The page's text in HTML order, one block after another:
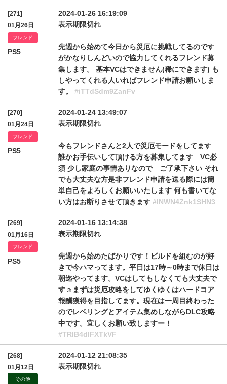
[271]
01月26日
フレンド
PS5
2024-01-26 16:19:09
表示期限切れ
先週から始めて今日から災厄に挑戦してるのです
がかなりしんどいので協力してくれるフレンド募
集します。 基本VCはできません(稀にできます) も
しやってくれる人いればフレンド申請お願いしま
す。 #iTTdSdm9ZanFv
[270]
01月24日
フレンド
PS5
2024-01-24 13:49:07
表示期限切れ
今もフレンドさんと2人で災厄モードをしてます
誰かお手伝いして頂ける方を募集してます VC必
須 少し家庭の事情ありなので ご了承下さい それ
でも大丈夫な方是非フレンド申請を送る際には簡
単自己をよろしくお願いいたします 何も書いてな
い方はお断りさせて頂きます #INWN4Znk1SHN3
[269]
01月16日
フレンド
PS5
2024-01-16 13:14:38
表示期限切れ
先週から始めたばかりです！ビルドを組むのが好
きで今ハマってます。平日は17時～0時まで休日は
朝迄やってます。VCはしてもしなくても大丈夫で
す☺️まずは災厄攻略をしてゆくゆくはハードコア
報酬獲得を目指してます。現在は一周目終わった
のでレベリングとアイテム集めしながらDLC攻略
中です。宜しくお願い致しますー！
#TRlB4dlFXTkVF
[268]
01月12日
その他
2024-01-12 21:08:35
表示期限切れ